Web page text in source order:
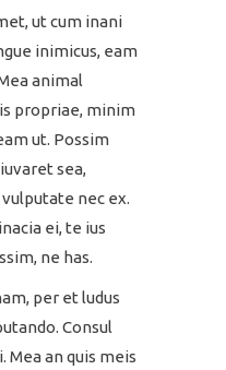
ut cum inani
inimicus, eam
animal
propriae, minim
ut. Possim
sea,
nec ex.
ei, te ius
ne has.
per et ludus
Consul
an quis meis